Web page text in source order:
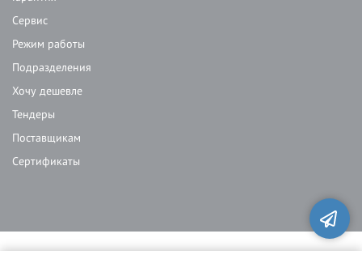
Сервис
Режим работы
Подразделения
Хочу дешевле
Тендеры
Поставщикам
Сертификаты